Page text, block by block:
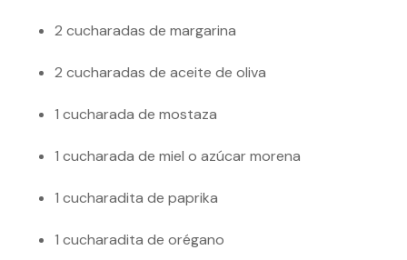
2 cucharadas de margarina
2 cucharadas de aceite de oliva
1 cucharada de mostaza
1 cucharada de miel o azúcar morena
1 cucharadita de paprika
1 cucharadita de orégano